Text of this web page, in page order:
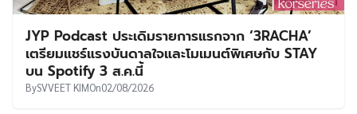
JYP Podcast ประเดิมรายการแรกจาก ‘3RACHA’
เตรียมแชร์แรงบันดาลใจและโมเมนต์พิเศษกับ STAY
บน Spotify 3 ส.ค.นี้
BySVVEET KIMOn02/08/2026